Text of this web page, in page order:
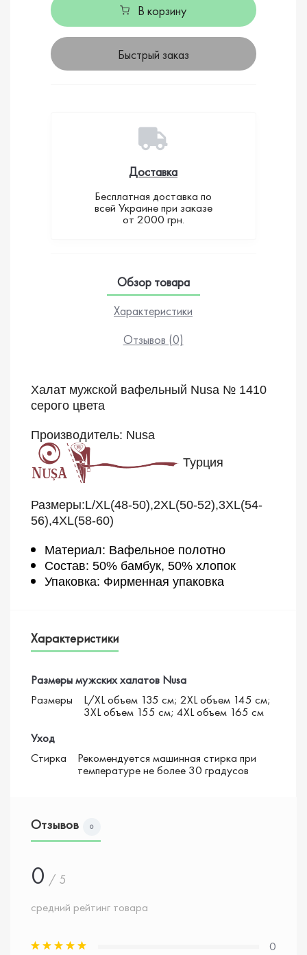
В корзину
Быстрый заказ
Доставка
Бесплатная доставка по
всей Украине при заказе
от 2000 грн.
Обзор товара
Характеристики
Отзывов (0)
Халат мужской вафельный Nusa № 1410
серого цвета
Производитель: Nusa
Турция
Размеры:L/XL(48-50),2XL(50-52),3XL(54-
56),4XL(58-60)
Материал: Вафельное полотно
Состав: 50% бамбук, 50% хлопок
Упаковка: Фирменная упаковка
Характеристики
Размеры мужских халатов Nusa
Размеры
L/XL объем 135 см; 2XL объем 145 см;
3XL объем 155 см; 4XL объем 165 см
Уход
Стирка
Рекомендуется машинная стирка при
температуре не более 30 градусов
Отзывов 0
0 / 5
средний рейтинг товара
0